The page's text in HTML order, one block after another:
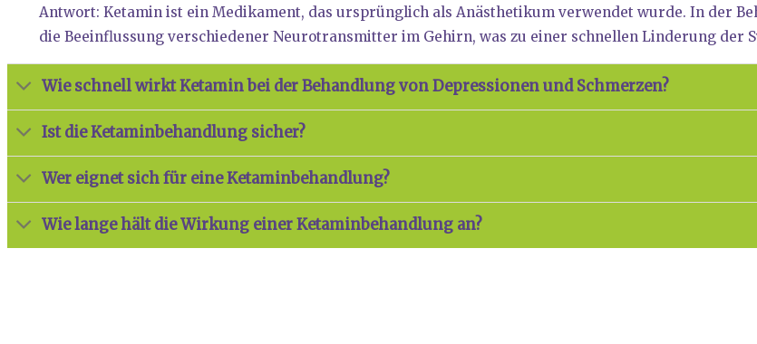
Ant­wort: Ket­amin ist ein Medi­ka­ment, das ursprüng­lich als Anäs­the­ti­kum ver­wen­det wur­de. In der
die Beein­flus­sung ver­schie­de­ner Neu­ro­trans­mit­ter im Gehirn, was zu einer schnel­len Lin­de­rung der
Wie schnell wirkt Ket­amin bei der Behand­lung von Depres­sio­nen und Schmer­zen?
Ist die Ket­amin­be­hand­lung sicher?
Wer eig­net sich für eine Ket­amin­be­hand­lung?
Wie lan­ge hält die Wir­kung einer Ket­amin­be­hand­lung an?